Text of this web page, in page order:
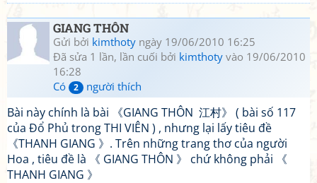
GIANG THÔN
Gửi bởi kimthoty ngày 19/06/2010 16:25
Đã sửa 1 lần, lần cuối bởi kimthoty vào 19/06/2010
16:28
Có
2 người thích
Bài này chính là bài 《GIANG THÔN 江村》 ( bài số 117
của Đổ Phủ trong THI VIÊN ) , nhưng lại lấy tiêu đề
《THANH GIANG 》. Trên những trang thơ của người
Hoa , tiêu đề là 《 GIANG THÔN 》 chứ không phải 《
THANH GIANG 》